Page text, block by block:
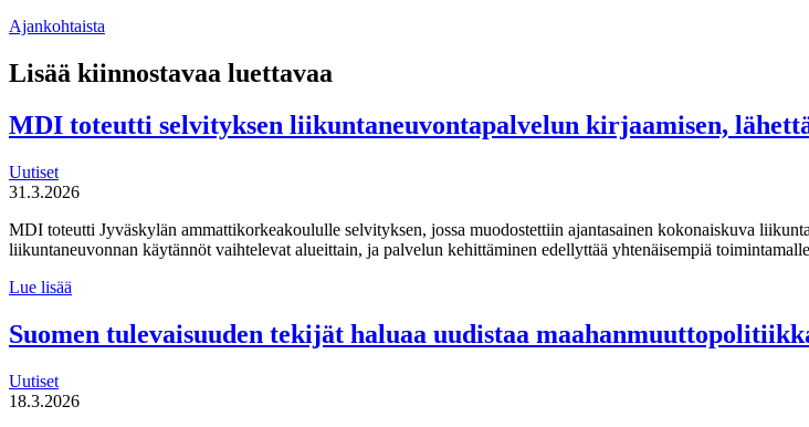
Ajankohtaista
Lisää kiinnostavaa luettavaa
MDI toteutti selvityksen liikuntaneuvontapalvelun kirjaamisen,
Uutiset
31.3.2026
MDI toteutti Jyväskylän ammattikorkeakoululle selvityksen, jossa muodostettiin ajantasainen kokonaiskuva
liikuntaneuvonnan käytännöt vaihtelevat alueittain, ja palvelun kehittäminen edellyttää yhtenäisempiä
Lue lisää
liikuntaneuvontapalvelun
kirjaamisen,
seurannan
Suomen tulevaisuuden tekijät haluaa uudistaa
Uutiset
18.3.2026